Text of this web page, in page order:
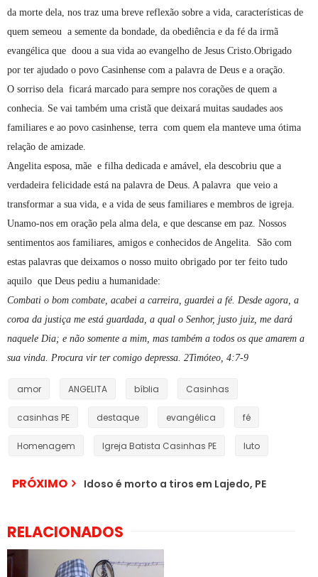
da morte dela, nos traz uma breve reflexão sobre a vida, características de
quem semeou a semente da bondade, da obediência e da fé da irmã
evangélica que doou a sua vida ao evangelho de Jesus Cristo.Obrigado
por ter ajudado o povo Casinhense com a palavra de Deus e a oração.
O sorriso dela ficará marcado para sempre nos corações de quem a
conhecia. Se vai também uma cristã que deixará muitas saudades aos
familiares e ao povo casinhense, terra com quem ela manteve uma ótima
relação de amizade.
Angelita esposa, mãe e filha dedicada e amável, ela descobriu que a
verdadeira felicidade está na palavra de Deus. A palavra que veio a
transformar a sua vida, e a vida de seus familiares e membros de igreja.
Unamo-nos em oração pela alma dela, e que descanse em paz. Nossos
sentimentos aos familiares, amigos e conhecidos de Angelita.
São com
estas palavras que deixamos o nosso muito obrigado por ter feito tudo
aquilo que Deus pediu a humanidade:
Combati o bom combate, acabei a carreira, guardei a fé. Desde agora, a
coroa da justiça me está guardada, a qual o Senhor, justo juiz, me dará
naquele Dia; e não somente a mim, mas também a todos os que amarem a
sua vinda. Procura vir ter comigo depressa. 2Timóteo, 4:7-9
amor ANGELITA bíblia Casinhas
casinhas PE destaque evangélica fé
Homenagem Igreja Batista Casinhas PE luto
PRÓXIMO Idoso é morto a tiros em Lajedo, PE
RELACIONADOS